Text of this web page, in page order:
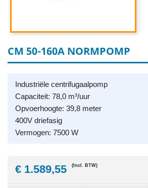
CM 50-160A NORMPOMP
Industriële centrifugaalpomp
Capaciteit: 78,0 m³/uur
Opvoerhoogte: 39,8 meter
400V driefasig
Vermogen: 7500 W
€ 1.589,55 (Incl. BTW)